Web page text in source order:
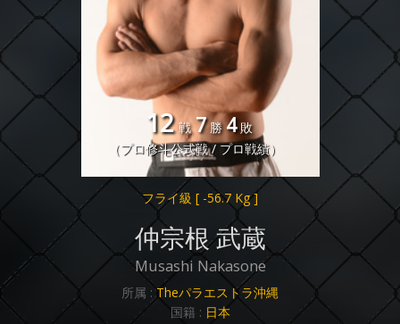
12 戦 7 勝 4 敗
（プロ修斗公式戦 / プロ戦績）
フライ級 [ -56.7 Kg ]
仲宗根 武蔵
Musashi Nakasone
所属 :Theパラエストラ沖縄
国籍 : 日本